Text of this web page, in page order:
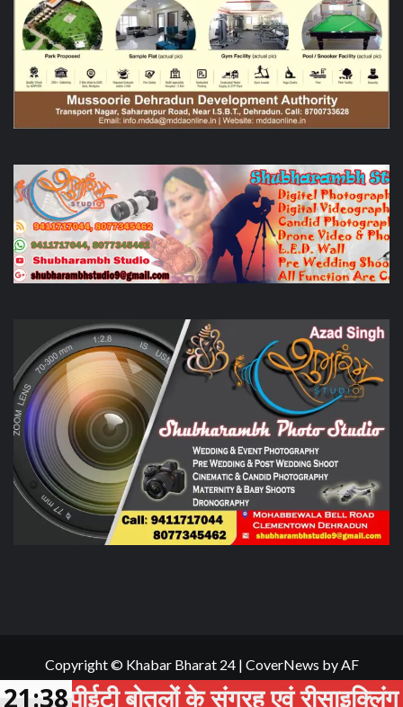
Copyright © Khabar Bharat 24 | CoverNews by AF
themes.
बोतलों के संग्रह एवं रीसाइक्लिंग को बढ़ावा
21:38